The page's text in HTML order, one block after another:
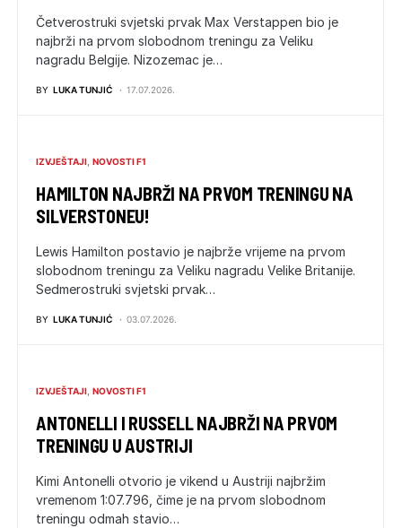
Četverostruki svjetski prvak Max Verstappen bio je
najbrži na prvom slobodnom treningu za Veliku
nagradu Belgije. Nizozemac je…
BY LUKA TUNJIĆ 17.07.2026.
IZVJEŠTAJI NOVOSTI F1
HAMILTON NAJBRŽI NA PRVOM TRENINGU NA
SILVERSTONEU!
Lewis Hamilton postavio je najbrže vrijeme na prvom
slobodnom treningu za Veliku nagradu Velike Britanije.
Sedmerostruki svjetski prvak…
BY LUKA TUNJIĆ 03.07.2026.
IZVJEŠTAJI NOVOSTI F1
ANTONELLI I RUSSELL NAJBRŽI NA PRVOM
TRENINGU U AUSTRIJI
Kimi Antonelli otvorio je vikend u Austriji najbržim
vremenom 1:07.796, čime je na prvom slobodnom
treningu odmah stavio…